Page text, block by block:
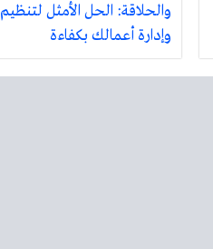
والحلاقة: الحل الأمثل لتنظيم
وإدارة أعمالك بكفاءة